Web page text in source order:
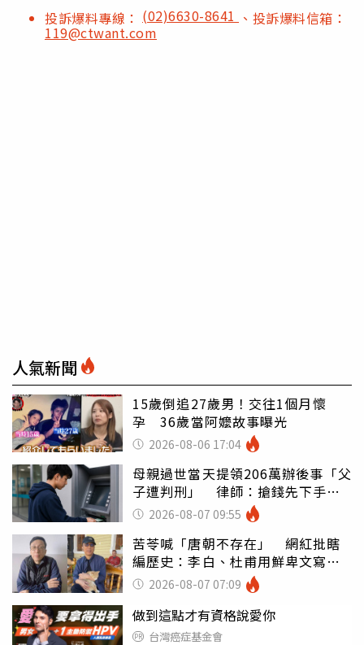
投訴爆料專線： (02)6630-8641 、投訴爆料信箱：
119@ctwant.com
人氣新聞
15歲倒追27歲男！交往1個月懷
孕 36歲當阿嬤故事曝光
2026-08-06 17:04
母親過世當天提領206萬辦後事「父
子遭判刑」 律師：搶錢先下手是
罪 2026-08-07 09:55
苦苓喊「唐朝不存在」 網紅批瞎
編歷史：李白、杜甫用鮮卑文寫
詩？2026-08-07 07:09
做到這點才有資格說愛你
台灣癌症基金會